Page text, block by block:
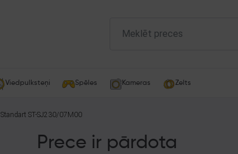
Viedpulksteņi Spēles Kameras Zelts
Standart ST-SJ230/07M00
Prece ir pārdota